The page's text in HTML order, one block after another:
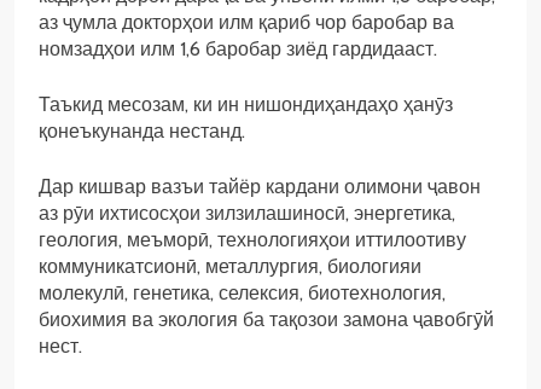
аз ҷумла докторҳои илм қариб чор баробар ва
номзадҳои илм 1,6 баробар зиёд гардидааст.
Таъкид месозам, ки ин нишондиҳандаҳо ҳанӯз
қонеъкунанда нестанд.
Дар кишвар вазъи тайёр кардани олимони ҷавон
аз рӯи ихтисосҳои зилзилашиносӣ, энергетика,
геология, меъморӣ, технологияҳои иттилоотиву
коммуникатсионӣ, металлургия, биологияи
молекулӣ, генетика, селексия, биотехнология,
биохимия ва экология ба тақозои замона ҷавобгӯй
нест.